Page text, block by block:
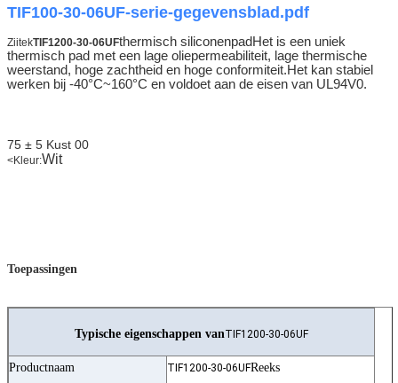
TIF100-30-06UF-serie-gegevensblad.pdf
ZiitekTIF1200-30-06UFthermisch siliconenpad Het is een uniek
thermisch pad met een lage oliepermeabiliteit, lage thermische
weerstand, hoge zachtheid en hoge conformiteit.Het kan stabiel
werken bij -40°C~160°C en voldoet aan de eisen van UL94V0.
75 ± 5 Kust 00
<Kleur:Wit
Toepassingen
Typische eigenschappen vanTIF1200-30-06UF
Productnaam TIF1200-30-06UFReeks